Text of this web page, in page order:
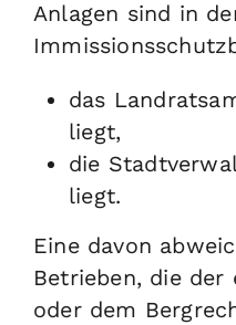
Anlagen sind in
das
liegt,
die
liegt.
Eine davon
Betrieben, die
oder dem